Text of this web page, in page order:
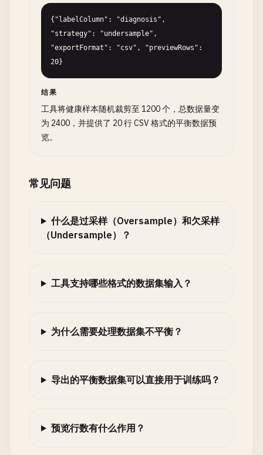
{"labelColumn": "diagnosis",
"strategy": "undersample",
"exportFormat": "csv", "previewRows":
20}
结果
工具将健康样本随机裁剪至 1200 个，总数据量变
为 2400，并提供了 20 行 CSV 格式的平衡数据预
览。
常见问题
什么是过采样（Oversample）和欠采样
（Undersample）？
工具支持哪些格式的数据集输入？
为什么需要处理数据集不平衡？
导出的平衡数据集可以直接用于训练吗？
预览行数有什么作用？